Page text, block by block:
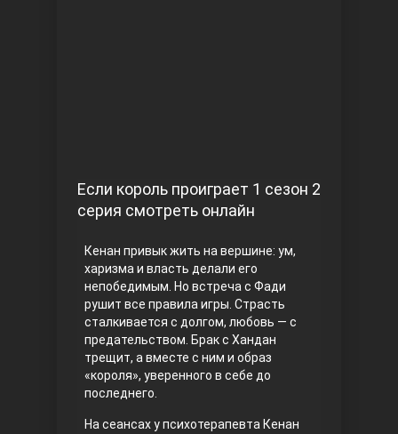
Правосyдие
Если король проиграет 1 сезон 2
серия смотреть онлайн
Кенан привык жить на вершине: ум,
харизма и власть делали его
непобедимым. Но встреча с Фади
рушит все правила игры. Страсть
сталкивается с долгом, любовь — с
предательством. Брак с Хандан
трещит, а вместе с ним и образ
«короля», уверенного в себе до
последнего.
На сеансах у психотерапевта Кенан